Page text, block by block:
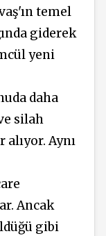
temel
giderek
yeni
daha
silah
Aynı
Ancak
gibi